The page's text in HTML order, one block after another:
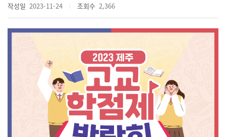
작성일 2023-11-24 조회수 2,366